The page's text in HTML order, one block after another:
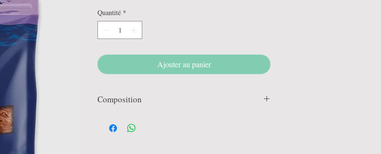
Quantité *
Ajouter au panier
Composition